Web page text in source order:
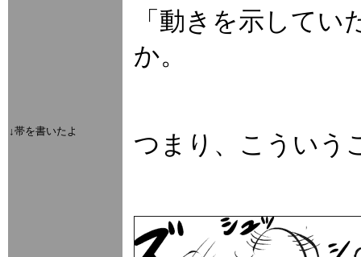
↓帯を書いたよ
「動きを示して
か。
つまり、こういう